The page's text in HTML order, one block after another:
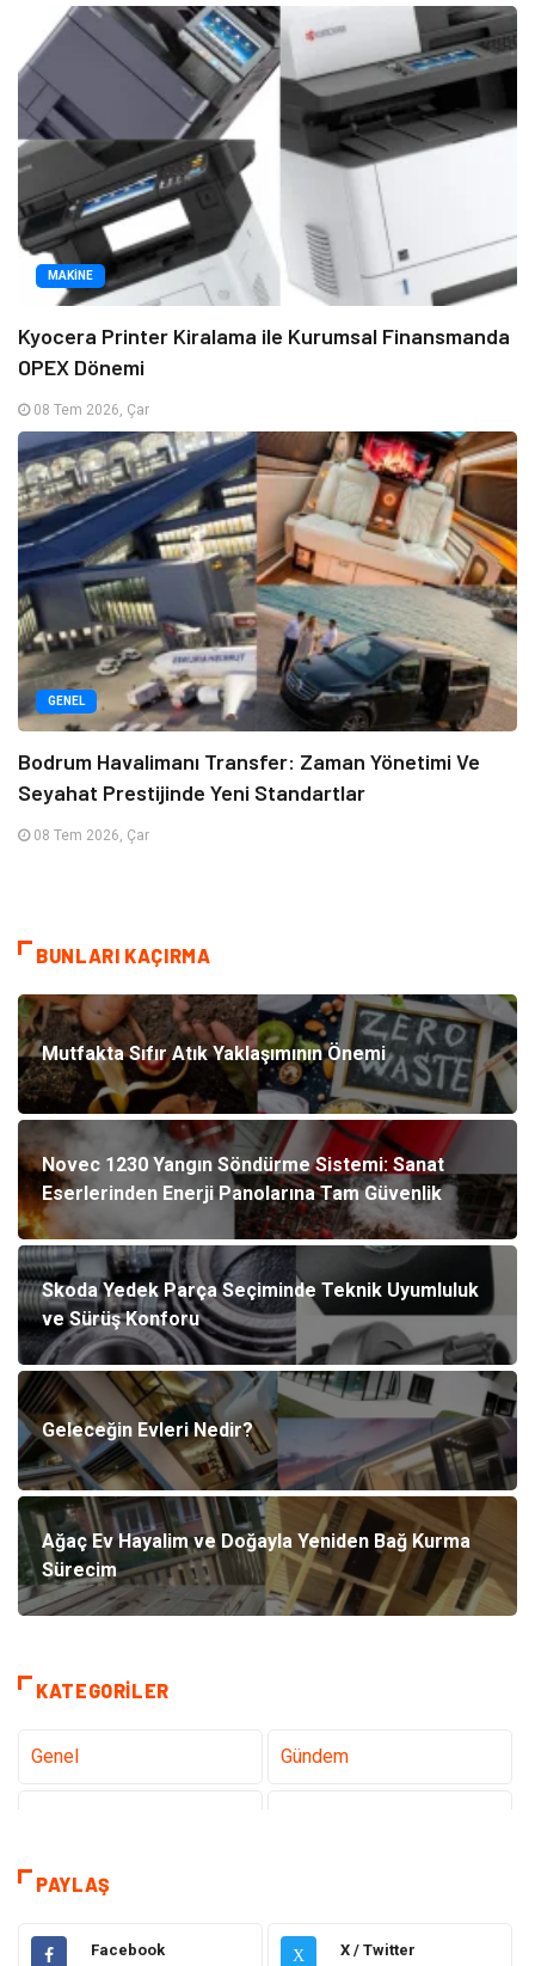
MAKINE
Kyocera Printer Kiralama ile Kurumsal Finansmanda
OPEX Dönemi
08 Tem 2026, Çar
GENEL
Bodrum Havalimanı Transfer: Zaman Yönetimi Ve
Seyahat Prestijinde Yeni Standartlar
08 Tem 2026, Çar
BUNLARI KAÇIRMA
Mutfakta Sıfır Atık Yaklaşımının Önemi
Novec 1230 Yangın Söndürme Sistemi: Sanat
Eserlerinden Enerji Panolarına Tam Güvenlik
Skoda Yedek Parça Seçiminde Teknik Uyumluluk
ve Sürüş Konforu
Geleceğin Evleri Nedir?
Ağaç Ev Hayalim ve Doğayla Yeniden Bağ Kurma
Sürecim
KATEGORILER
Genel Gündem
Tatil
Eğitim Gıda
PAYLAŞ
Facebook X X / Twitter